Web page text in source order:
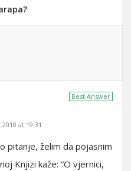
Best Answer
at 19:31
pitanje, želim da pojasnim
Knjizi kaže: “O vjernici,